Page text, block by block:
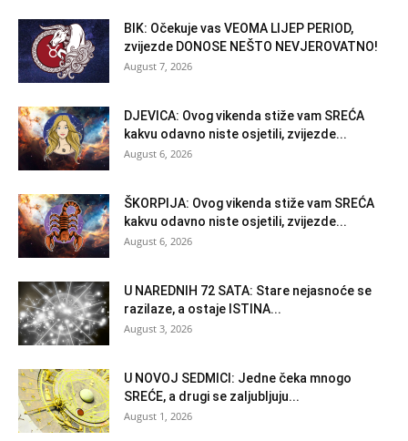
BIK: Očekuje vas VEOMA LIJEP PERIOD,
zvijezde DONOSE NEŠTO NEVJEROVATNO!
August 7, 2026
DJEVICA: Ovog vikenda stiže vam SREĆA
kakvu odavno niste osjetili, zvijezde...
August 6, 2026
ŠKORPIJA: Ovog vikenda stiže vam SREĆA
kakvu odavno niste osjetili, zvijezde...
August 6, 2026
U NAREDNIH 72 SATA: Stare nejasnoće se
razilaze, a ostaje ISTINA...
August 3, 2026
U NOVOJ SEDMICI: Jedne čeka mnogo
SREĆE, a drugi se zaljubljuju...
August 1, 2026